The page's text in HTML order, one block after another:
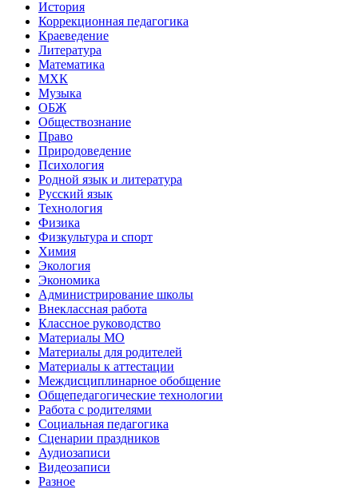
История
Коррекционная педагогика
Краеведение
Литература
Математика
МХК
Музыка
ОБЖ
Обществознание
Право
Природоведение
Психология
Родной язык и литература
Русский язык
Технология
Физика
Физкультура и спорт
Химия
Экология
Экономика
Администрирование школы
Внеклассная работа
Классное руководство
Материалы МО
Материалы для родителей
Материалы к аттестации
Междисциплинарное обобщение
Общепедагогические технологии
Работа с родителями
Социальная педагогика
Сценарии праздников
Аудиозаписи
Видеозаписи
Разное